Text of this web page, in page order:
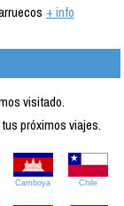
+ info
visitado.
próximos viajes.
Camboya Chile